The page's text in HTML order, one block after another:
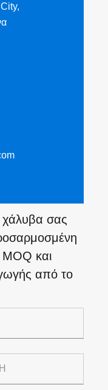
χάλυβα σας
MOQ και
από το